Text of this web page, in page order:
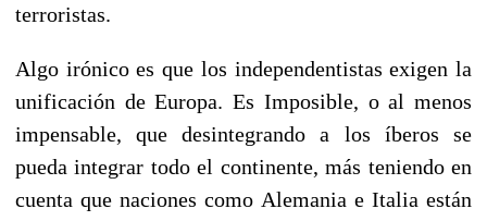
terroristas.
Algo irónico es que los independentistas exigen la
unificación de Europa. Es Imposible, o al menos
impensable, que desintegrando a los íberos se
pueda integrar todo el continente, más teniendo en
cuenta que naciones como Alemania e Italia están